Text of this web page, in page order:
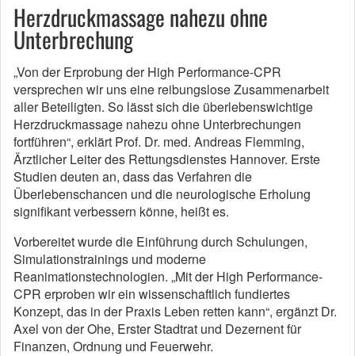
Herzdruckmassage nahezu ohne
Unterbrechung
„Von der Erprobung der High Performance-CPR
versprechen wir uns eine reibungslose Zusammenarbeit
aller Beteiligten. So lässt sich die überlebenswichtige
Herzdruckmassage nahezu ohne Unterbrechungen
fortführen“, erklärt Prof. Dr. med. Andreas Flemming,
Ärztlicher Leiter des Rettungsdienstes Hannover. Erste
Studien deuten an, dass das Verfahren die
Überlebenschancen und die neurologische Erholung
signifikant verbessern könne, heißt es.
Vorbereitet wurde die Einführung durch Schulungen,
Simulationstrainings und moderne
Reanimationstechnologien. „Mit der High Performance-
CPR erproben wir ein wissenschaftlich fundiertes
Konzept, das in der Praxis Leben retten kann“, ergänzt Dr.
Axel von der Ohe, Erster Stadtrat und Dezernent für
Finanzen, Ordnung und Feuerwehr.